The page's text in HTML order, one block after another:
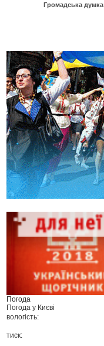
Громадська думка
Погода
Погода у Києві
вологість:
тиск: